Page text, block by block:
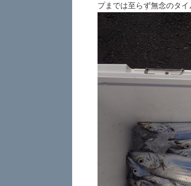
プまでは至らず無念のタ